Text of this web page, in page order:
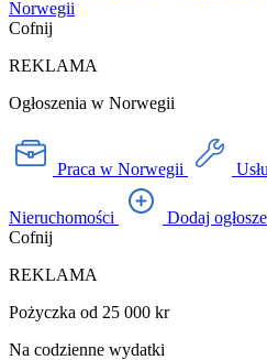
Norwegii
Cofnij
REKLAMA
Ogłoszenia w Norwegii
Praca w Norwegii
Nieruchomości Dodaj
Cofnij
REKLAMA
Pożyczka od 25 000 kr
Na codzienne wydatki